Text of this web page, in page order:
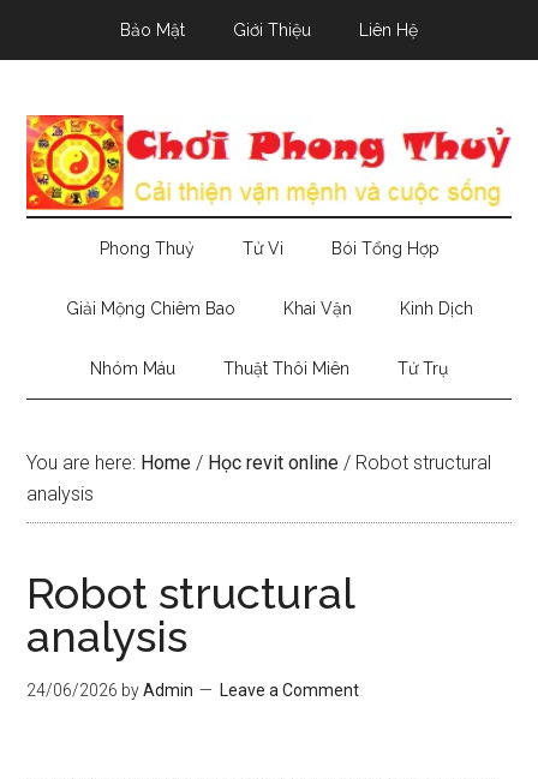
Bảo Mật Giới Thiệu Liên Hệ
Phong Thuỷ Tử Vi Bói Tổng Hợp
Giải Mộng Chiêm Bao Khai Vận Kinh Dịch
Nhóm Máu Thuật Thôi Miên Tứ Trụ
You are here: Home / Học revit online / Robot structural
analysis
Robot structural
analysis
24/06/2026 byAdmin Leave a Comment